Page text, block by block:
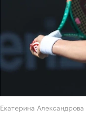
Екатерина Александрова